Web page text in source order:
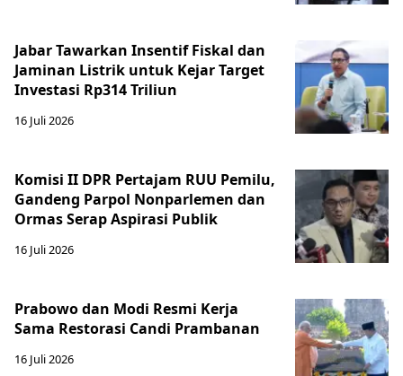
Jabar Tawarkan Insentif Fiskal dan
Jaminan Listrik untuk Kejar Target
Investasi Rp314 Triliun
16 Juli 2026
Komisi II DPR Pertajam RUU Pemilu,
Gandeng Parpol Nonparlemen dan
Ormas Serap Aspirasi Publik
16 Juli 2026
Prabowo dan Modi Resmi Kerja
Sama Restorasi Candi Prambanan
16 Juli 2026